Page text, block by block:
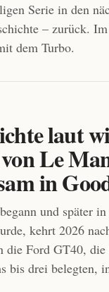
Serie in den
– zurück.
dem Turbo.
laut
Le
in
und später
kehrt 2026
die Ford GT40,
bis drei belegten,